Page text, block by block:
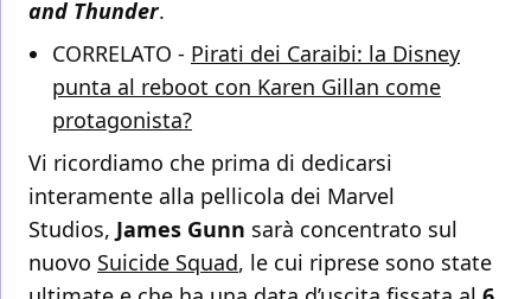
and Thunder.
CORRELATO - Pirati dei Caraibi: la Disney
punta al reboot con Karen Gillan come
protagonista?
Vi ricordiamo che prima di dedicarsi
interamente alla pellicola dei Marvel
Studios, James Gunn sarà concentrato sul
nuovo Suicide Squad, le cui riprese sono state